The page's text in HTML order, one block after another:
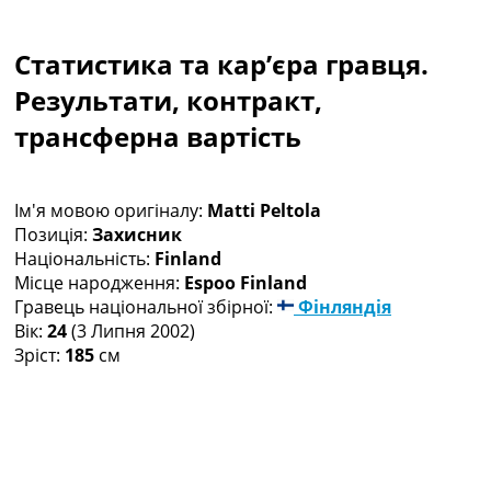
Чемпіонат Світу
Україна. Прем’єр-Ліга
Україна. Перша Ліга
Ліга Чемпіонів
Ще Турніри >>>
Таблиці
Чемпіонат Світу. Турнирні таблиці
Таблиця УПЛ
Перша Ліга
Таблиця АПЛ
Таблиця Ла Ліги
Статистика та кар’єра гравця.
Результати, контракт,
трансферна вартість
Ім'я мовою оригіналу: Matti Peltola
Позиція: Захисник
Національність: Finland
Місце народження: Espoo Finland
Гравець національної збірної:
Фінляндія
Вік: 24(3 Липня 2002)
Зріст: 185 см